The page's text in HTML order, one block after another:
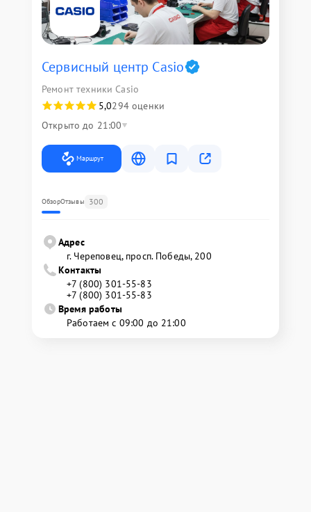
Сервисный центр Casio
Ремонт техники Casio
5,0294 оценки
Открыто до 21:00
Маршрут
ОбзорОтзывы 300
Адрес
г. Череповец, просп. Победы, 200
Контакты
+7 (800) 301-55-83
+7 (800) 301-55-83
Время работы
Работаем с 09:00 до 21:00